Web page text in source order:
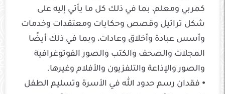
كمربي ومعلم، بما في ذلك كل ما يأتي إليه على
شكل تراتيل وقصص وحكايات ومعتقدات وخدمات
وأسس عبادة وأخلاق وعادات، وبما في ذلك أيضًا
المجلات والصحف والكتب والصور الفوتوغرافية
والصور والإذاعة والتلفزيون والأفلام وغيرها.
⦁ فقدان رسم حدود الله في الأسرة وتسليم الطفل